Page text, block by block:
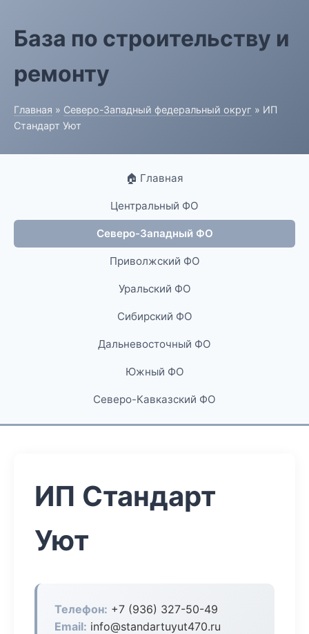
База по строительству и
ремонту
Главная » Северо-Западный федеральный округ » ИП
Стандарт Уют
🏠 Главная
Центральный ФО
Северо-Западный ФО
Приволжский ФО
Уральский ФО
Сибирский ФО
Дальневосточный ФО
Южный ФО
Северо-Кавказский ФО
ИП Стандарт
Уют
Телефон: +7 (936) 327-50-49
Email: info@standartuyut470.ru